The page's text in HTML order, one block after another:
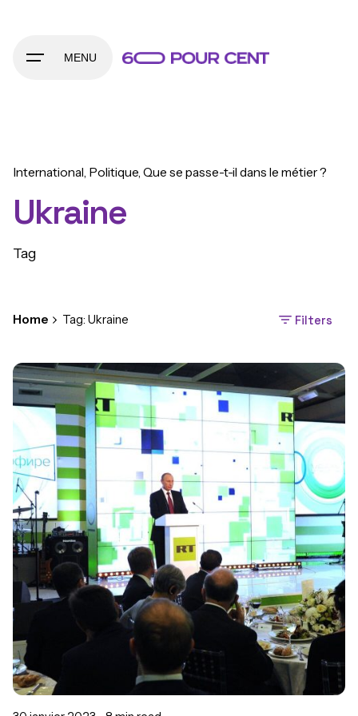
content
MENU
International Politique Que se passe-t-il dans le métier ?
Ukraine
Tag
Home Tag: Ukraine Filters
Posted by
Morgane Jean